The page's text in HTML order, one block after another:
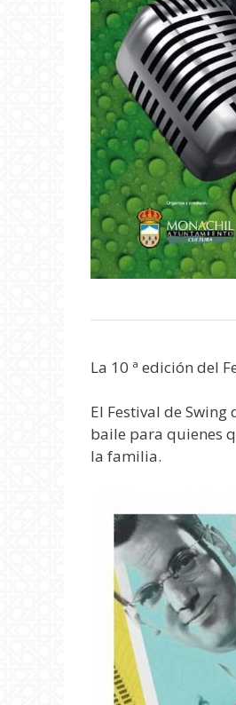
La 10 ª edición del
El Festival de
baile para quienes
la familia.